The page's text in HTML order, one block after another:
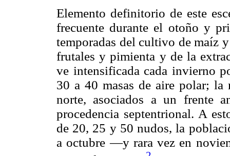
Elemento definitorio de este
frecuente durante el otoño y
temporadas del cultivo de maíz
frutales y pimienta y de la
ve intensificada cada invierno
30 a 40 masas de aire polar; la
norte, asociados a un frente
procedencia septentrional. A
de 20, 25 y 50 nudos, la
a octubre —y rara vez en